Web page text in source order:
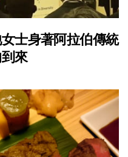
士身著阿拉伯傳統
來